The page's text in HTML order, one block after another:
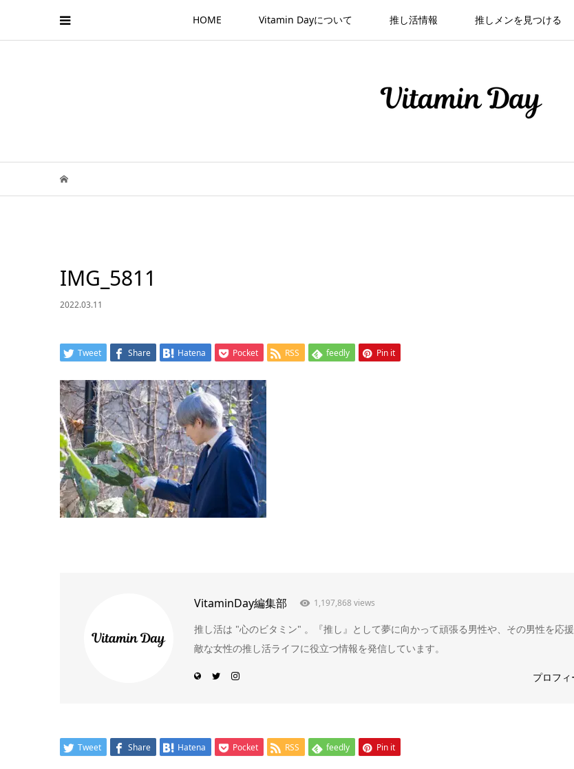
HOME Vitamin Dayについて 推し活情報 推しメンを見つける
IMG_5811
2022.03.11
Tweet Share Hatena Pocket RSS feedly Pin it
VitaminDay編集部 1,197,868 views
推し活は "心のビタミン" 。『推し』として夢に向かって頑張る男性や、その男性を応
敵な女性の推し活ライフに役立つ情報を発信しています。
プロフィ
Tweet Share Hatena Pocket RSS feedly Pin it